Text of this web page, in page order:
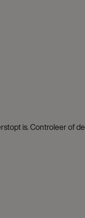
is. Controleer of de